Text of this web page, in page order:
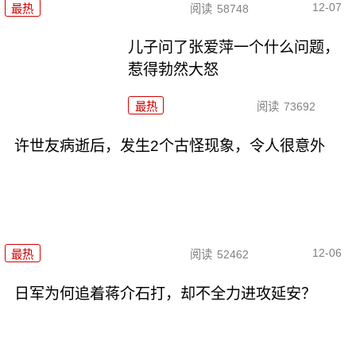
最热 阅读 58748 12-07
儿子问了张爱萍一个什么问题，
惹得勃然大怒
最热 阅读 73692
许世友病逝后，发生2个古怪现象，令人很意外
最热 阅读 52462 12-06
日军为何追着蒋介石打，却不全力进攻延安？